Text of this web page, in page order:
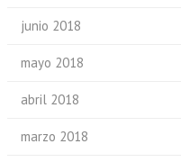
junio 2018
mayo 2018
abril 2018
marzo 2018